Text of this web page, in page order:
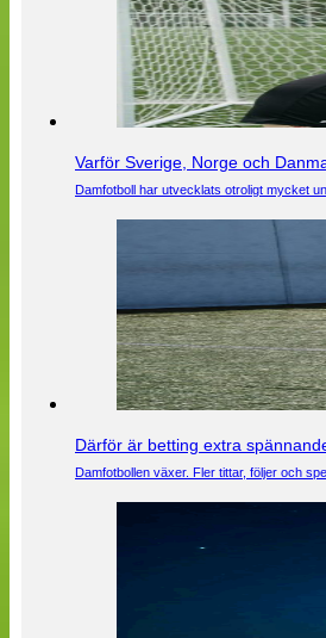
Varför Sverige, Norge och
Damfotboll har utvecklats otroligt mycket
Därför är betting extra
Damfotbollen växer. Fler tittar, följer och